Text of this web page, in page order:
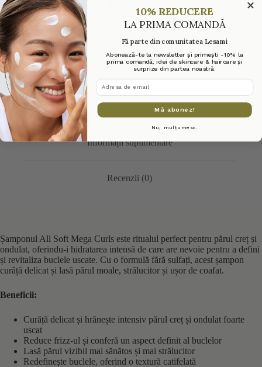
Informații suplimentare
Recenzii (0)
Șamponul All Soft Mega Curls este ritualul perfect pentru părul creț și
ondulat, oferindu-i hidratarea intensă de care are nevoie pentru a defini
și revitaliza buclele uscate. Cu o formulă fără sulfați, acest șampon
curăță delicat și lasă părul moale, strălucitor și ușor de coafat.
Beneficii:
Curăță delicat și hrănește intensiv părul creț și ondulat foarte
uscat
Reduce frizz-ul și conferă un aspect definit al buclelor
Lasă părul vizibil mai sănătos și mai strălucitor
Redefinește buclele, oferind o textură catifelată
10% REDUCERE
LA PRIMA COMANDĂ
Fă parte din comunitatea Lesami
Abonează-te la newsletter și primești -10% la
prima comandă, idei de skincare & haircare și
surprize din partea noastră.
adresa de email
Mă abonez!
Nu, mulțumesc.